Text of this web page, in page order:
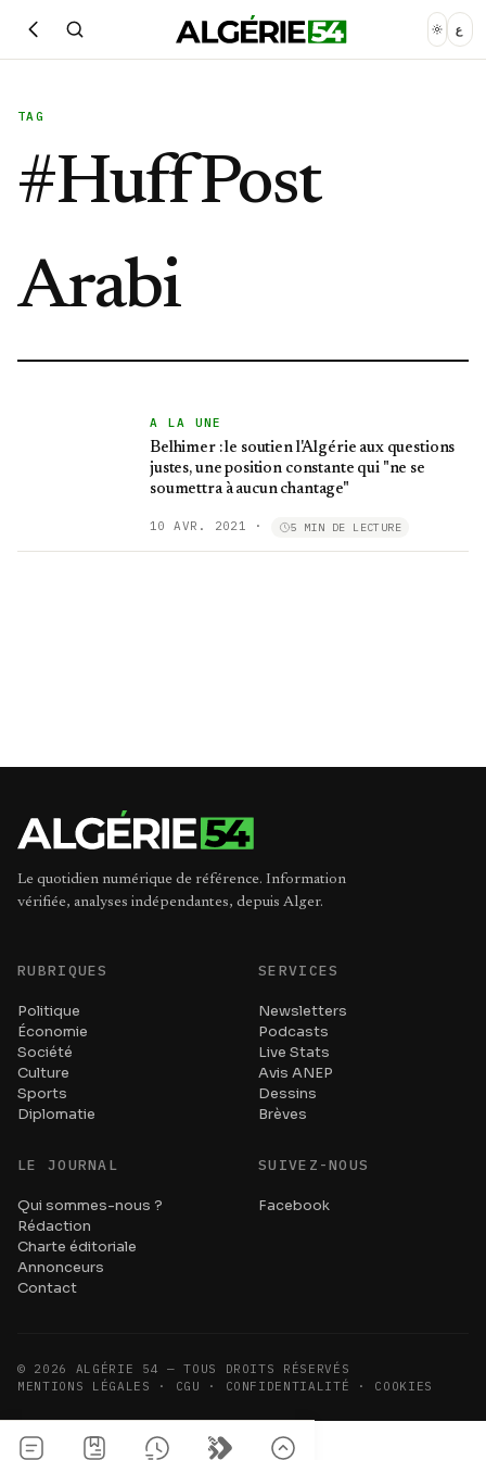
ع
TAG
#HuffPost
Arabi
A LA UNE
Belhimer : le soutien l'Algérie aux questions
justes, une position constante qui "ne se
soumettra à aucun chantage"
10 AVR. 2021 · 5 MIN DE LECTURE
Le quotidien numérique de référence. Information
vérifiée, analyses indépendantes, depuis Alger.
RUBRIQUES
Politique
Économie
Société
Culture
Sports
Diplomatie
SERVICES
Newsletters
Podcasts
Live Stats
Avis ANEP
Dessins
Brèves
LE JOURNAL
Qui sommes-nous ?
Rédaction
Charte éditoriale
Annonceurs
Contact
SUIVEZ-NOUS
Facebook
© 2026
ALGÉRIE 54 — TOUS DROITS RÉSERVÉS
MENTIONS LÉGALES · CGU · CONFIDENTIALITÉ · COOKIES